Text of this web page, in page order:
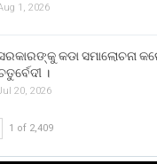
1, 2026
କଡା ସମାଲୋଚନା
।
20, 2026
1 of 2,409